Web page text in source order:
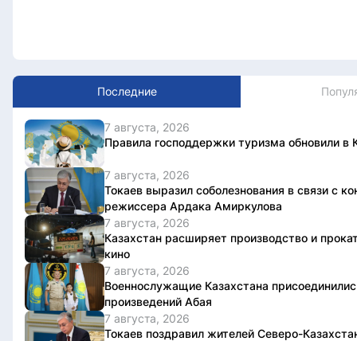
Последние
7 августа, 2026
Правила господдержки туризма обновили в
7 августа, 2026
Токаев выразил соболезнования в связи с
режиссера Ардака Амиркулова
7 августа, 2026
Казахстан расширяет производство и
кино
7 августа, 2026
Военнослужащие Казахстана
произведений Абая
7 августа, 2026
Токаев поздравил жителей Северо-